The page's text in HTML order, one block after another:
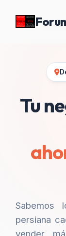
Tu
Sabemos
persiana
vender